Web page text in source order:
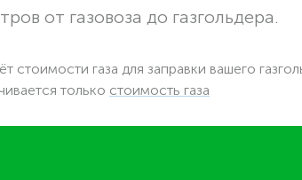
от газовоза до газгольдера.
стоимости газа для заправки вашего
только стоимость газа